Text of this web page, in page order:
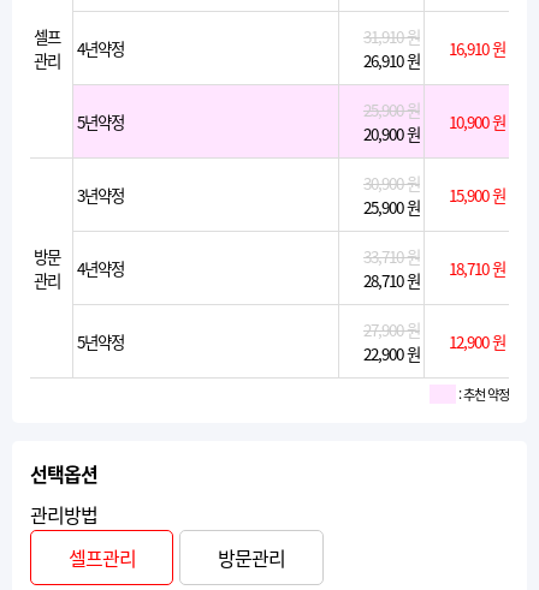
셀프
관리
4년약정
31,910 원
26,910 원
16,910 원
5년약정
25,900 원
20,900 원
10,900 원
방문
관리
3년약정
30,900 원
25,900 원
15,900 원
4년약정
33,710 원
28,710 원
18,710 원
5년약정
27,900 원
22,900 원
12,900 원
: 추천 약정
선택옵션
관리방법
셀프관리
방문관리